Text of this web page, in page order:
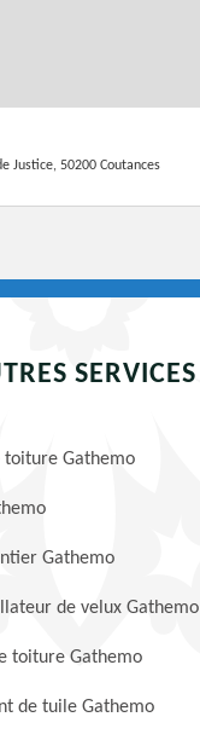
Justice, 50200 Coutances
SERVICES
toiture Gathemo
Gathemo
de velux Gathemo
toiture Gathemo
de tuile Gathemo